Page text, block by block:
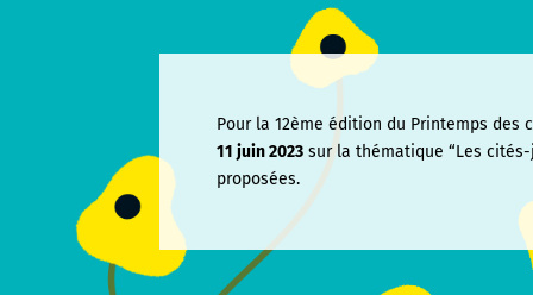
Pour la 12ème édition du Printemps des
11 juin2023 sur la thématique “Les
proposées.